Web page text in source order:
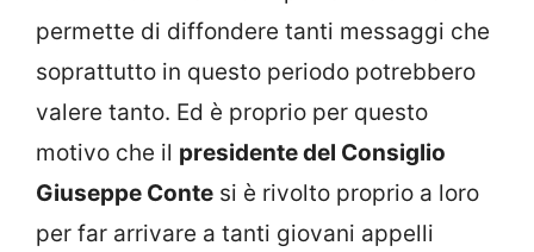
permette di diffondere tanti messaggi che
soprattutto in questo periodo potrebbero
valere tanto. Ed è proprio per questo
motivo che il presidente del Consiglio
Giuseppe Conte si è rivolto proprio a loro
per far arrivare a tanti giovani appelli